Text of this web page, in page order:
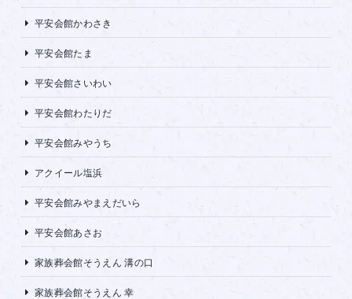
平安会館かわさき
平安会館たま
平安会館さいわい
平安会館わたりだ
平安会館みやうち
アクイール塩浜
平安会館みやまえだいら
平安会館あさお
家族葬会館そうえん 溝の口
家族葬会館そうえん 幸